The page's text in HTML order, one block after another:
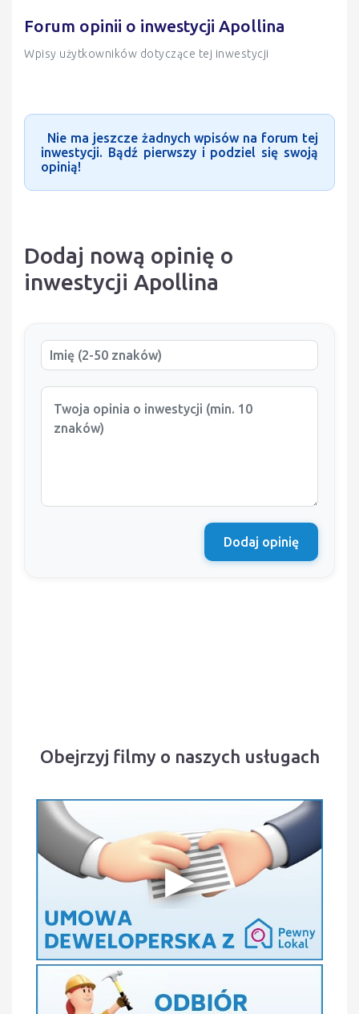
Forum opinii o inwestycji Apollina
Wpisy użytkowników dotyczące tej inwestycji
Nie ma jeszcze żadnych wpisów na forum tej
inwestycji. Bądź pierwszy i podziel się swoją
opinią!
Dodaj nową opinię o
inwestycji Apollina
Dodaj opinię
Obejrzyj filmy o naszych usługach